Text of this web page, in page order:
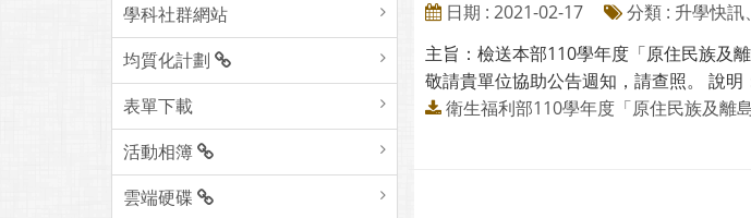
學科社群網站
均質化計劃
表單下載
活動相簿
雲端硬碟
日期 : 2021-02-17
分類 : 升學快訊、
主旨：檢送本部110學年度「原住民族及
敬請貴單位協助公告週知，請查照。 說
衛生福利部110學年度「原住民族及離